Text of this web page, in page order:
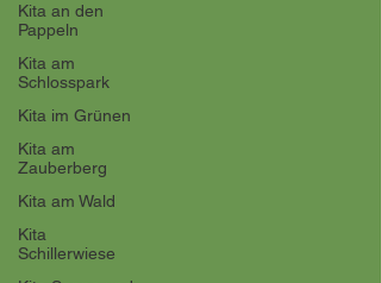
Kita an den
Pappeln
Kita am
Schlosspark
Kita im Grünen
Kita am
Zauberberg
Kita am Wald
Kita
Schillerwiese